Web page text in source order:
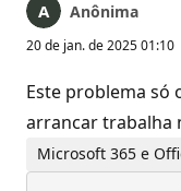
Anônima
20 de jan. de 2025 01:10
Este problema só
arrancar trabalha
Microsoft 365 e